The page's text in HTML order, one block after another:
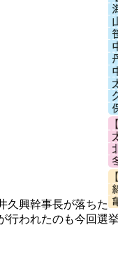
久興幹事長が落ちた
われたのも今回選挙